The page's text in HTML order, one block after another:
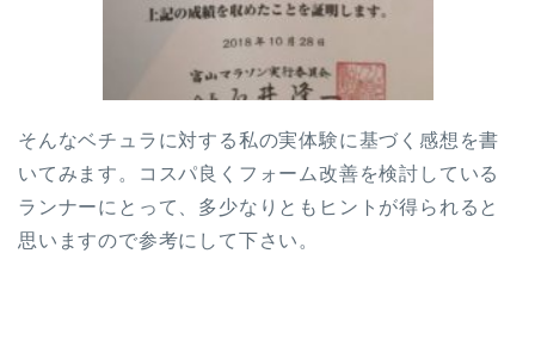
そんなベチュラに対する私の実体験に基づく感想を書
いてみます。コスパ良くフォーム改善を検討している
ランナーにとって、多少なりともヒントが得られると
思いますので参考にして下さい。